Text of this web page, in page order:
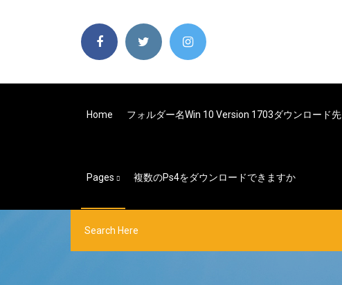
Home フォルダー名win 10 Version 1703ダウンロード先
Pages 複数のps4をダウンロードできますか